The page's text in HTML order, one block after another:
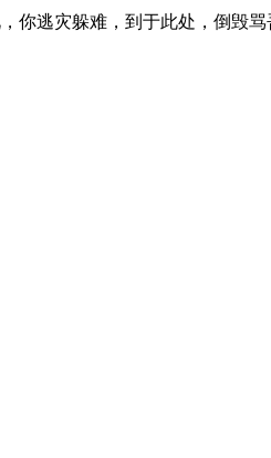
你逃灾躲难，到于此处，倒毁骂